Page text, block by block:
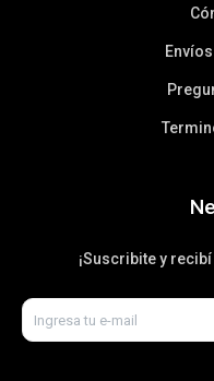
¡Suscribite y